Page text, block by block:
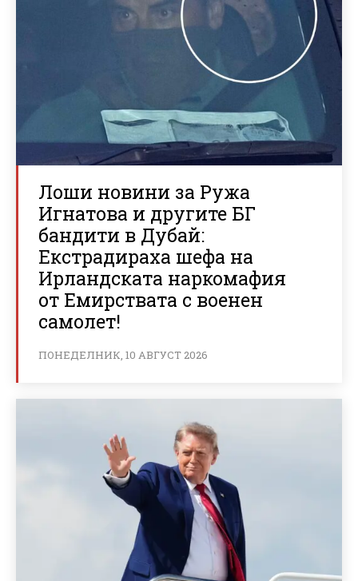
Лоши новини за Ружа
Игнатова и другите БГ
бандити в Дубай:
Екстрадираха шефа на
Ирландската наркомафия
от Емирствата с военен
самолет!
ПОНЕДЕЛНИК, 10 АВГУСТ 2026